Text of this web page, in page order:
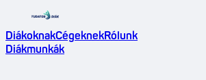
DiákoknakCégeknekRólunk
Diákmunkák